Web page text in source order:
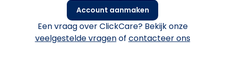
Account aanmaken
Een vraag over ClickCare? Bekijk onze
veelgestelde vragenof contacteer ons